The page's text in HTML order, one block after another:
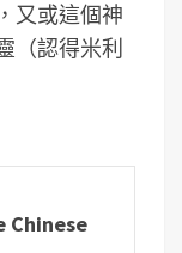
又或這個神
（認得米利
Chinese